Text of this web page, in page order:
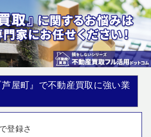
屋町』で不動産買取に強い業
登録さ